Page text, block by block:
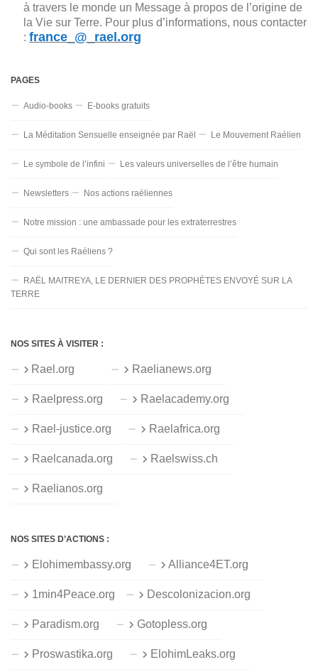
à travers le monde un Message à propos de l’origine de
la Vie sur Terre. Pour plus d’informations, nous contacter
: france_@_rael.org
PAGES
Audio-books E-books gratuits
La Méditation Sensuelle enseignée par Raël Le Mouvement Raélien
Le symbole de l’infini Les valeurs universelles de l’être humain
Newsletters Nos actions raéliennes
Notre mission : une ambassade pour les extraterrestres
Qui sont les Raéliens ?
RAËL MAITREYA, LE DERNIER DES PROPHÈTES ENVOYÉ SUR LA
TERRE
NOS SITES À VISITER :
Rael.org Raelianews.org
Raelpress.org Raelacademy.org
Rael-justice.org Raelafrica.org
Raelcanada.org Raelswiss.ch
Raelianos.org
NOS SITES D’ACTIONS :
Elohimembassy.org Alliance4ET.org
1min4Peace.org Descolonizacion.org
Paradism.org Gotopless.org
Proswastika.org ElohimLeaks.org